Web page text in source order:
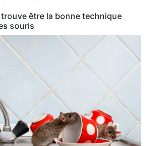
être la bonne technique
souris